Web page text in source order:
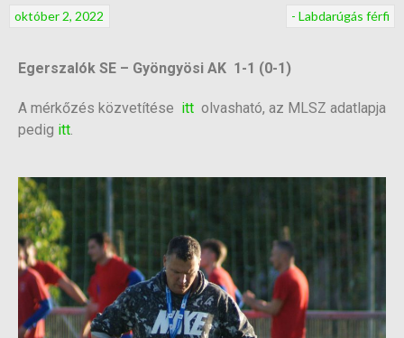
- Labdarúgás férfi
október 2, 2022
Egerszalók SE – Gyöngyösi AK 1-1 (0-1)
A mérkőzés közvetítése itt olvasható, az MLSZ adatlapja
pedig itt.